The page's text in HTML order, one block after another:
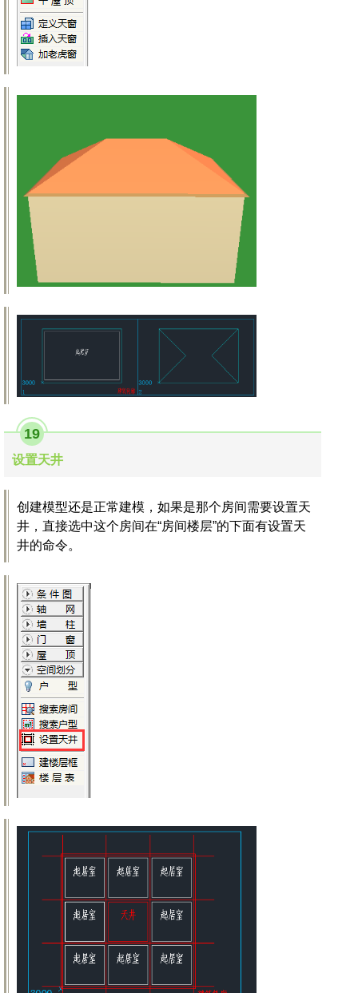
19
设置天井
创建模型还是正常建模，如果是那个房间需要设置天
井，直接选中这个房间在“房间楼层”的下面有设置天
井的命令。